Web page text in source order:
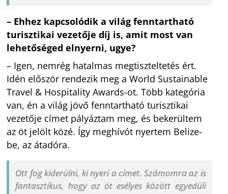
– Ehhez kapcsolódik a világ fenntartható
turisztikai vezetője díj is, amit most van
lehetőséged elnyerni, ugye?
– Igen, nemrég hatalmas megtiszteltetés ért.
Idén először rendezik meg a World Sustainable
Travel & Hospitality Awards-ot. Több kategória
van, én a világ jövő fenntartható turisztikai
vezetője címet pályáztam meg, és bekerültem
az öt jelölt közé. Így meghívót nyertem Belize-
be, az átadóra.
Ott fog kiderülni, ki nyeri a címet. Számomra az is
fantasztikus, hogy az öt esélyes között egyedüli